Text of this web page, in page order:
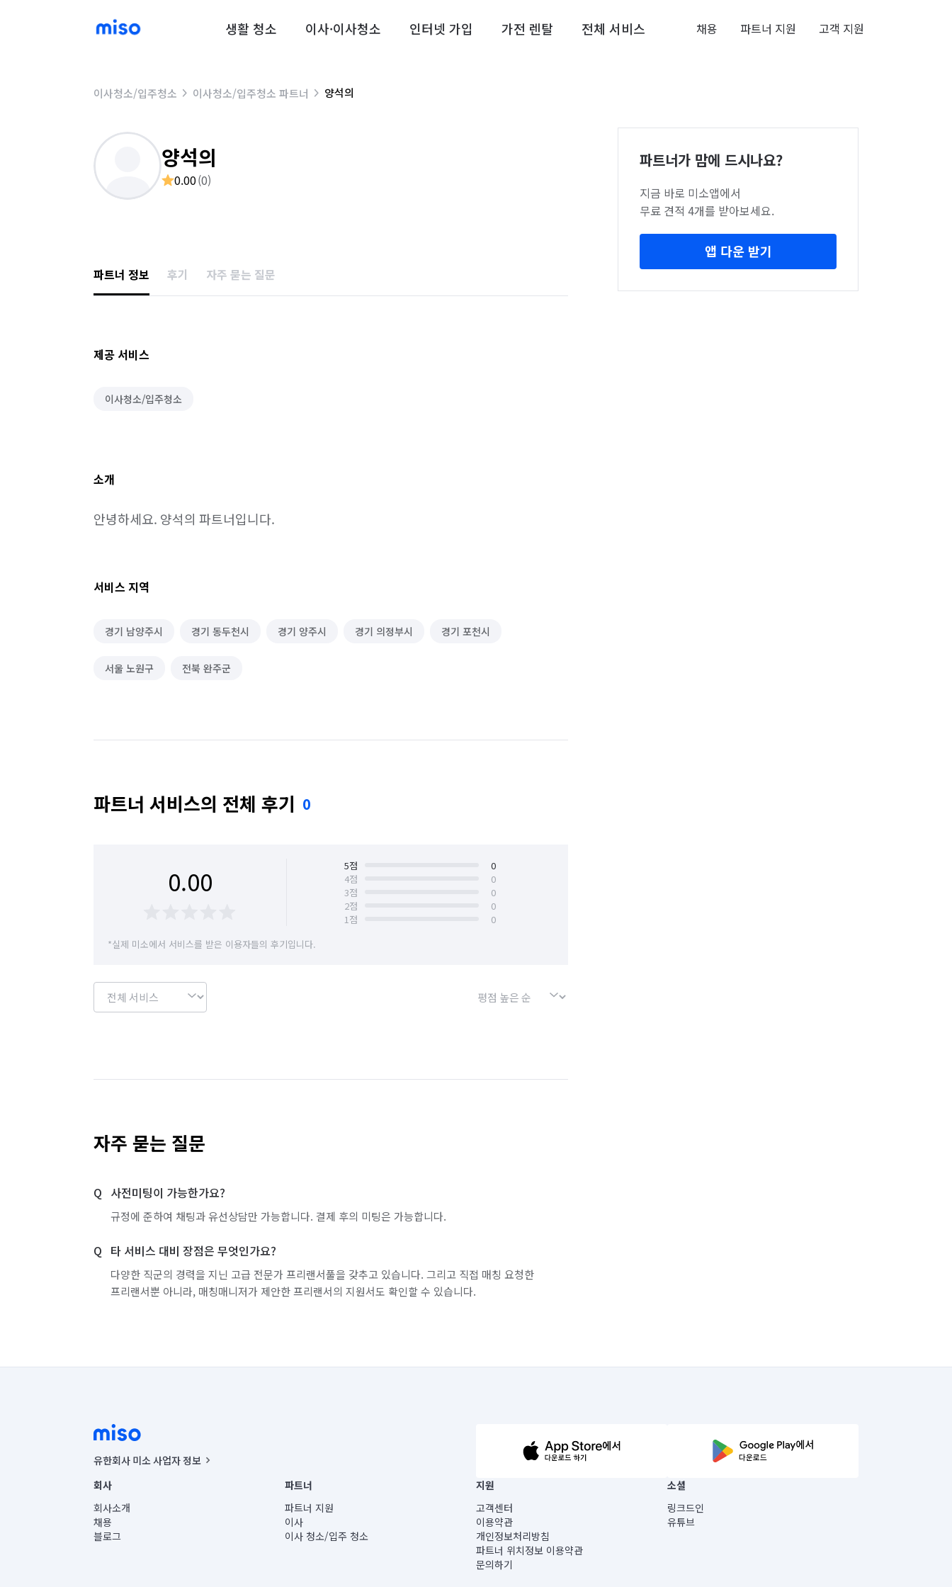
생활 청소 이사·이사청소 인터넷 가입 가전 렌탈 전체 서비스 채용 파트너 지원 고객 지원
이사청소/입주청소 이사청소/입주청소 파트너 양석의
양석의
0.00(0)
파트너 정보 후기 자주 묻는 질문
제공 서비스
이사청소/입주청소
소개
안녕하세요. 양석의 파트너입니다.
서비스 지역
경기 남양주시 경기 동두천시 경기 양주시 경기 의정부시 경기 포천시
서울 노원구 전북 완주군
파트너 서비스의 전체 후기 0
0.00 5점
0
4점
0
3점
0
2점
0
1점
0
*실제 미소에서 서비스를 받은 이용자들의 후기입니다.
자주 묻는 질문
사전미팅이 가능한가요?
규정에 준하여 채팅과 유선상담만 가능합니다. 결제 후의 미팅은 가능합니다.
타 서비스 대비 장점은 무엇인가요?
다양한 직군의 경력을 지닌 고급 전문가 프리랜서풀을 갖추고 있습니다. 그리고 직접 매칭 요청한
프리랜서뿐 아니라, 매칭매니저가 제안한 프리랜서의 지원서도 확인할 수 있습니다.
파트너가 맘에 드시나요?
지금 바로 미소앱에서
무료 견적 4개를 받아보세요.
앱 다운 받기
유한회사 미소 사업자 정보
사업자등록번호 : 291-87-00271 | 인허가번호 : 2016-3220163-14-5-00019 |
통신판매신고번호 : 2024-서울종로-1400(공정거래위원회 정보) |
대표이사 : CHING VICTOR COLUMBIA RHEE
주소 | 본사: 서울특별시 종로구 율곡로 6(중학동, 트윈트리빌딩) B동 5층
컨택센터 : 서울특별시 종로구 수송동 율곡로 24, 7층, 8층 미소
회사
회사소개
채용
블로그
파트너
파트너 지원
이사
이사 청소/입주 청소
지원
고객센터
이용약관
개인정보처리방침
파트너 위치정보 이용약관
문의하기
소셜
링크드인
유튜브